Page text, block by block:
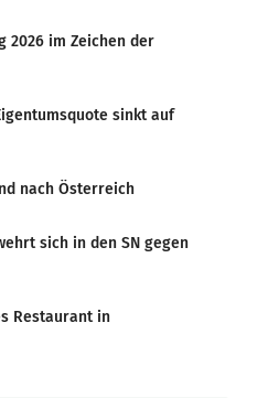
2026 im Zeichen der
sinkt auf
nach Österreich
sich in den SN gegen
Restaurant in